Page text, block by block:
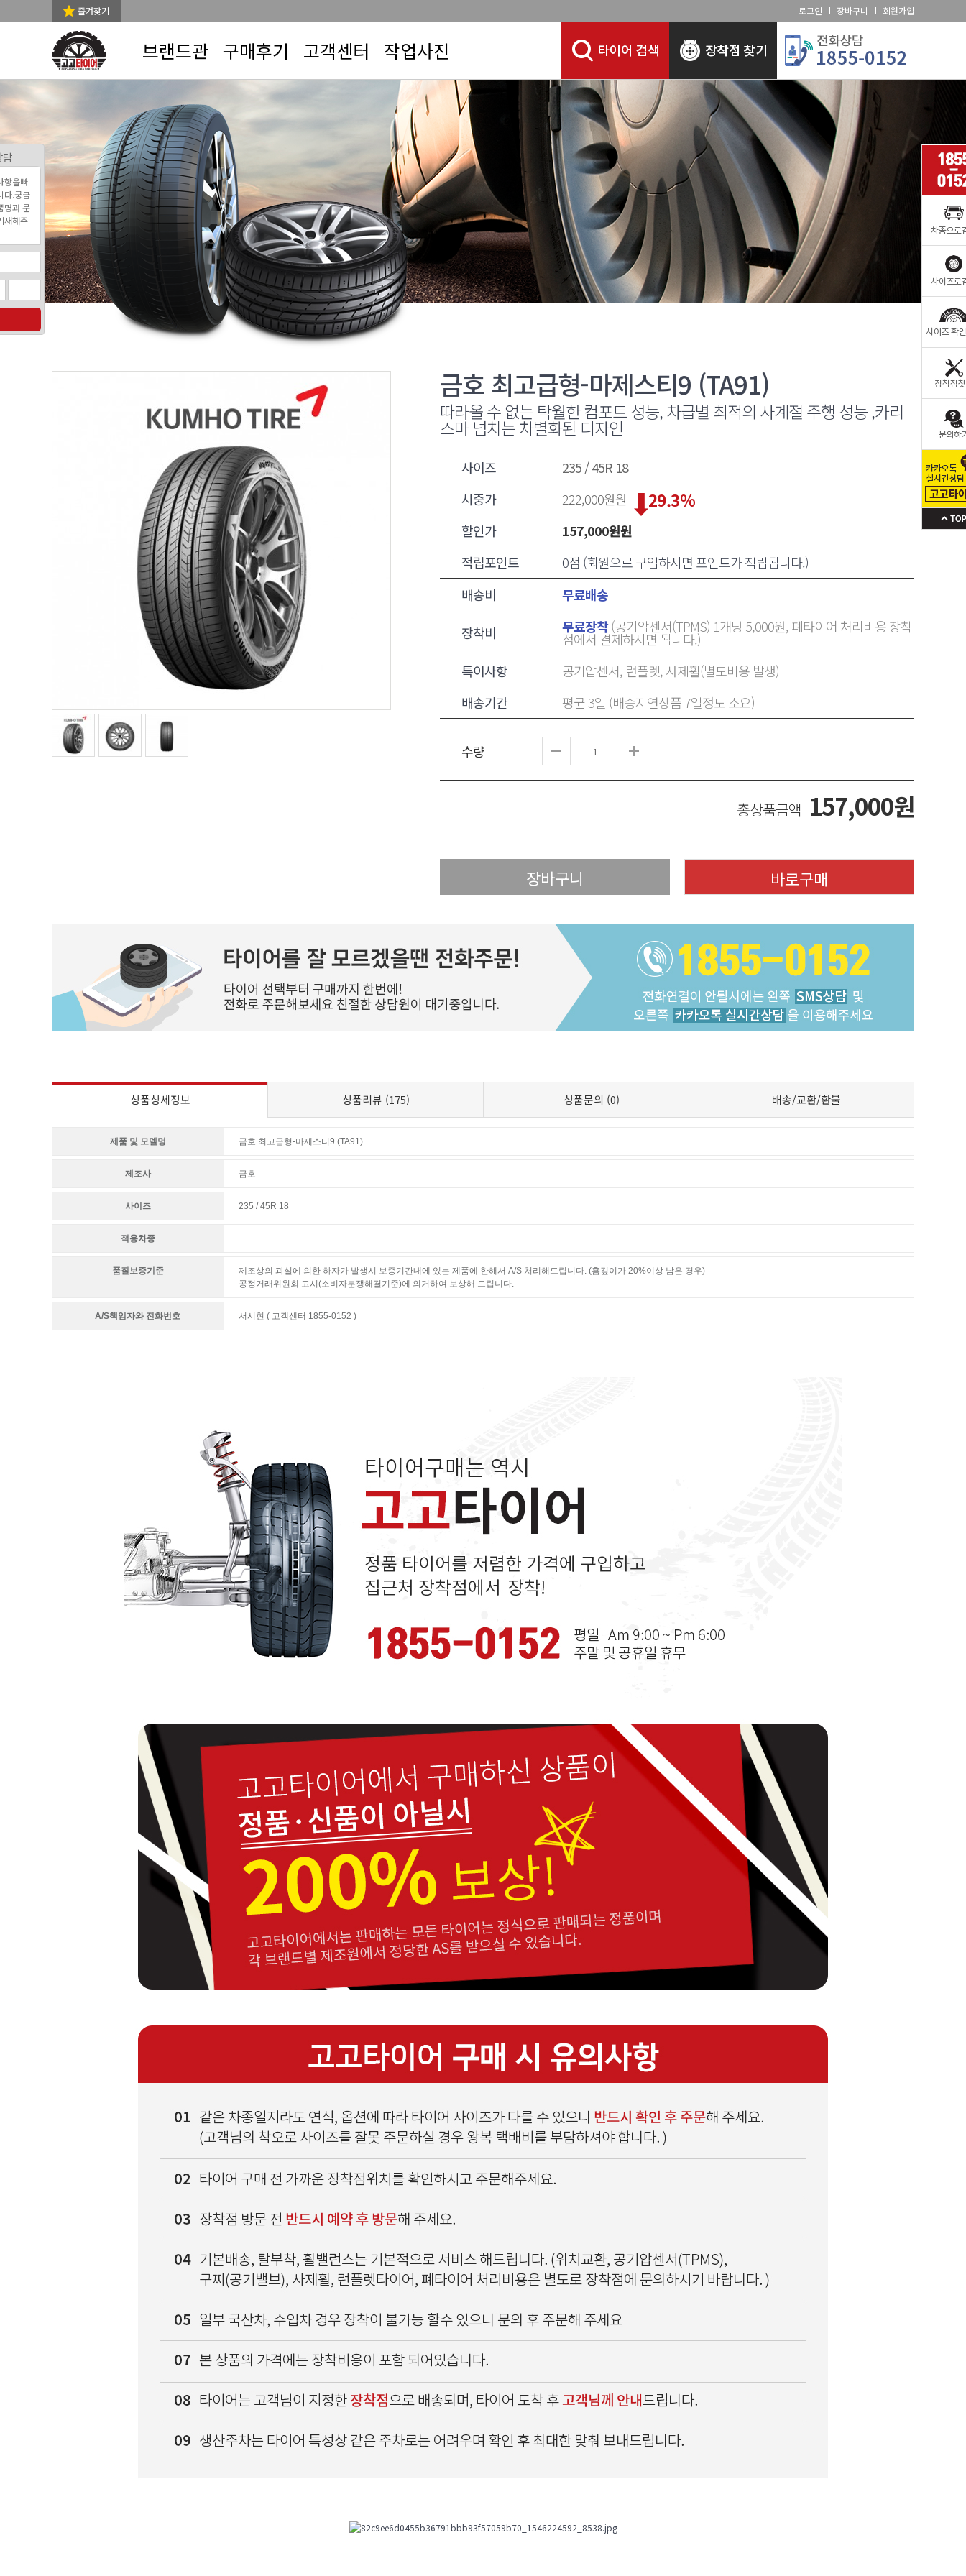
즐겨찾기 로그인 장바구니 회원가입
브랜드관 구매후기 고객센터 작업사진
금호 최고급형-마제스티9 (TA91)
따라올 수 없는 탁월한 컴포트 성능, 차급별 최적의 사계절 주행 성능 ,카리
스마 넘치는 차별화된 디자인
사이즈
235 / 45R 18
시중가
222,000원원
할인가
157,000원원
29.3%
적립포인트
0점 (회원으로 구입하시면 포인트가 적립됩니다.)
배송비
무료배송
장착비 무료장착(공기압센서(TPMS) 1개당 5,000원, 폐타이어 처리비용 장착
점에서 결제하시면 됩니다.)
특이사항
공기압센서, 런플렛, 사제휠(별도비용 발생)
배송기간
평균 3일 (배송지연상품 7일정도 소요)
수량
총상품금액 157,000원
상품상세정보 상품리뷰 (175) 상품문의 (0) 배송/교환/환불
제품 및 모델명 금호 최고급형-마제스티9 (TA91)
제조사 금호
사이즈 235 / 45R 18
적용차종
품질보증기준
제조상의 과실에 의한 하자가 발생시 보증기간내에 있는 제품에 한해서 A/S 처리해드립니다. (홈깊이가 20%이상 남은 경우)
공정거래위원회 고시(소비자분쟁해결기준)에 의거하여 보상해 드립니다.
A/S책임자와 전화번호 서시현 ( 고객센터 1855-0152 )